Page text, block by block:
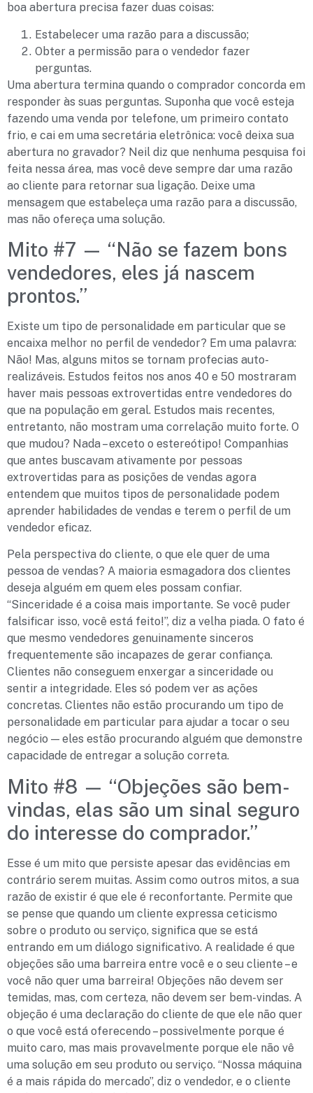
boa abertura precisa fazer duas coisas:
Estabelecer uma razão para a discussão;
Obter a permissão para o vendedor fazer
perguntas.
Uma abertura termina quando o comprador concorda em
responder às suas perguntas. Suponha que você esteja
fazendo uma venda por telefone, um primeiro contato
frio, e cai em uma secretária eletrônica: você deixa sua
abertura no gravador? Neil diz que nenhuma pesquisa foi
feita nessa área, mas você deve sempre dar uma razão
ao cliente para retornar sua ligação. Deixe uma
mensagem que estabeleça uma razão para a discussão,
mas não ofereça uma solução.
Mito #7 — “Não se fazem bons
vendedores, eles já nascem
prontos.”
Existe um tipo de personalidade em particular que se
encaixa melhor no perfil de vendedor? Em uma palavra:
Não! Mas, alguns mitos se tornam profecias auto-
realizáveis. Estudos feitos nos anos 40 e 50 mostraram
haver mais pessoas extrovertidas entre vendedores do
que na população em geral. Estudos mais recentes,
entretanto, não mostram uma correlação muito forte. O
que mudou? Nada – exceto o estereótipo! Companhias
que antes buscavam ativamente por pessoas
extrovertidas para as posições de vendas agora
entendem que muitos tipos de personalidade podem
aprender habilidades de vendas e terem o perfil de um
vendedor eficaz.
Pela perspectiva do cliente, o que ele quer de uma
pessoa de vendas? A maioria esmagadora dos clientes
deseja alguém em quem eles possam confiar.
“Sinceridade é a coisa mais importante. Se você puder
falsificar isso, você está feito!”, diz a velha piada. O fato é
que mesmo vendedores genuinamente sinceros
frequentemente são incapazes de gerar confiança.
Clientes não conseguem enxergar a sinceridade ou
sentir a integridade. Eles só podem ver as ações
concretas. Clientes não estão procurando um tipo de
personalidade em particular para ajudar a tocar o seu
negócio — eles estão procurando alguém que demonstre
capacidade de entregar a solução correta.
Mito #8 — “Objeções são bem-
vindas, elas são um sinal seguro
do interesse do comprador.”
Esse é um mito que persiste apesar das evidências em
contrário serem muitas. Assim como outros mitos, a sua
razão de existir é que ele é reconfortante. Permite que
se pense que quando um cliente expressa ceticismo
sobre o produto ou serviço, significa que se está
entrando em um diálogo significativo. A realidade é que
objeções são uma barreira entre você e o seu cliente – e
você não quer uma barreira! Objeções não devem ser
temidas, mas, com certeza, não devem ser bem-vindas. A
objeção é uma declaração do cliente de que ele não quer
o que você está oferecendo – possivelmente porque é
muito caro, mas mais provavelmente porque ele não vê
uma solução em seu produto ou serviço. “Nossa máquina
é a mais rápida do mercado”, diz o vendedor, e o cliente